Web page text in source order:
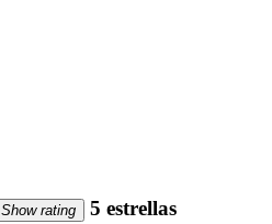
Show rating 5 estrellas